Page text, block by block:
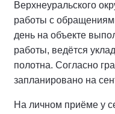
Верхнеуральского
работы с
день на объекте
работы, ведётся
полотна. Согласно
запланировано на
На личном приёме у